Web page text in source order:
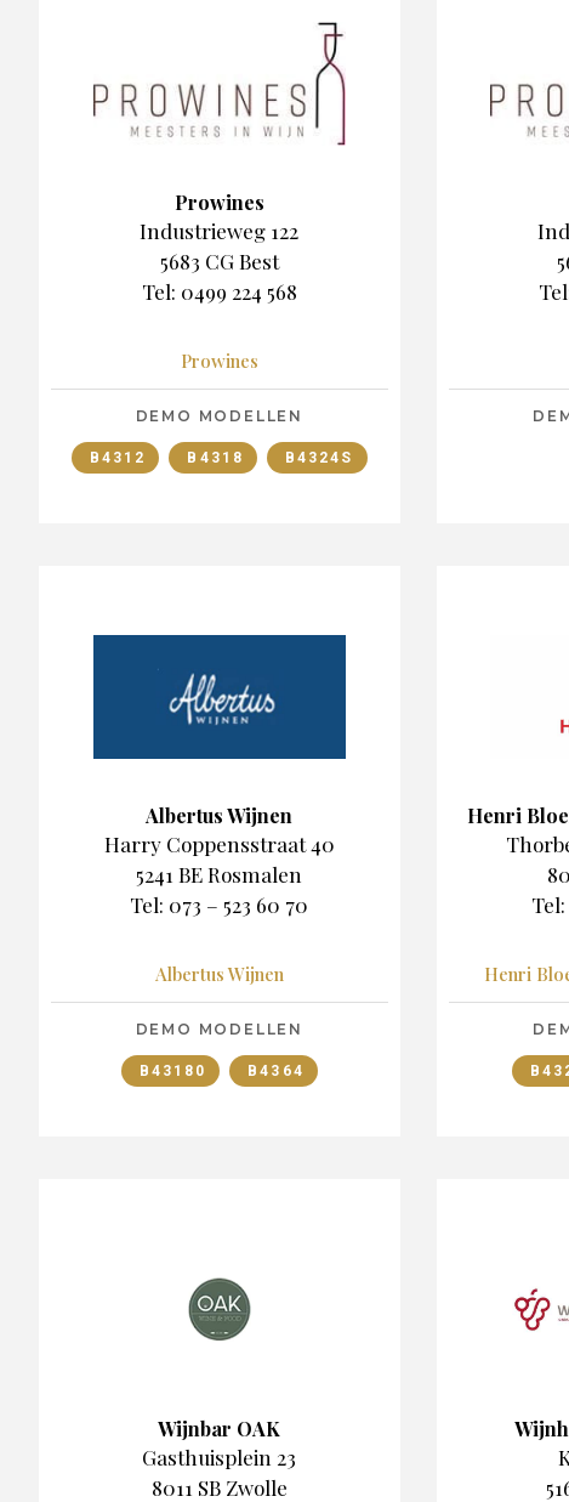
Prowines
Industrieweg 122
5683 CG Best
Tel: 0499 224 568
Prowines
DEMO MODELLEN
B4312 B4318 B4324S
Albertus Wijnen
Harry Coppensstraat 40
5241 BE Rosmalen
Tel: 073 – 523 60 70
Albertus Wijnen
DEMO MODELLEN
B43180 B4364
Henri
Tel:
Henri
Wijnbar OAK
Gasthuisplein 23
8011 SB Zwolle